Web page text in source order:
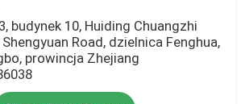
budynek 10, Huiding Chuangzhi
Shengyuan Road, dzielnica Fenghua,
prowincja Zhejiang